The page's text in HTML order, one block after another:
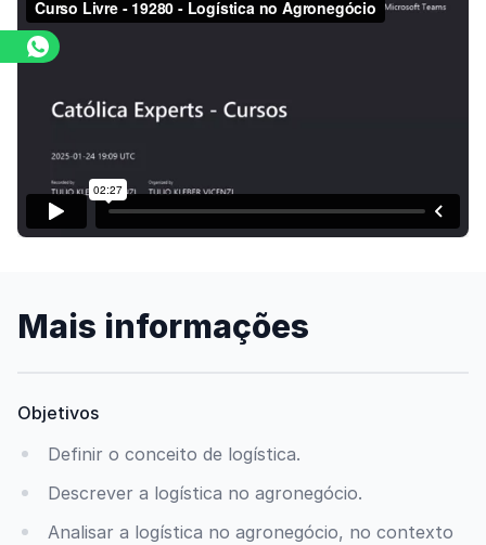
Assista o vídeo
Mais informações
Objetivos
Definir o conceito de logística.
Descrever a logística no agronegócio.
Analisar a logística no agronegócio, no contexto